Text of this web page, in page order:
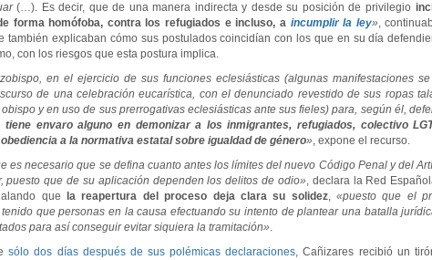
(…). Es decir, que de una manera indirecta y desde su posición de privilegio
forma homófoba, contra los refugiados e incluso, a incumplir la ley»,
también explicaban cómo sus postulados coincidían con los que en su día
con los riesgos que esta postura implica.
en el ejercicio de sus funciones eclesiásticas (algunas manifestaciones
de una celebración eucarística, con el denunciado revestido de sus ropas
y en uso de sus prerrogativas eclesiásticas ante sus fieles) para, según él,
tiene envaro alguno en demonizar a los inmigrantes, refugiados, colectivo
a la normativa estatal sobre igualdad de género», expone el recurso.
es necesario que se defina cuanto antes los límites del nuevo Código Penal y del
puesto que de su aplicación dependen los delitos de odio», declara la Red
que la reapertura del proceso deja clara su solidez,«puesto que el
que personas en la causa efectuando su intento de plantear una batalla
para así conseguir evitar siquiera la tramitación».
sólo dos días después de sus polémicas declaraciones, Cañizares recibió un